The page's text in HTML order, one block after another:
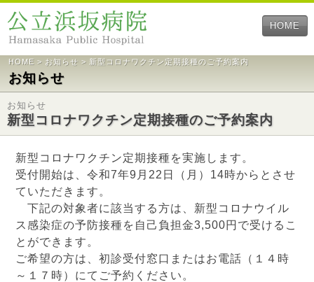
HOME
HOME > お知らせ > 新型コロナワクチン定期接種のご予約案内
お知らせ
お知らせ
新型コロナワクチン定期接種のご予約案内
新型コロナワクチン定期接種を実施します。
受付開始は、令和7年9月22日（月）14時からとさせ
ていただきます。
下記の対象者に該当する方は、新型コロナウイル
ス感染症の予防接種を自己負担金3,500円で受けるこ
とができます。
ご希望の方は、初診受付窓口またはお電話（１４時
～１７時）にてご予約ください。